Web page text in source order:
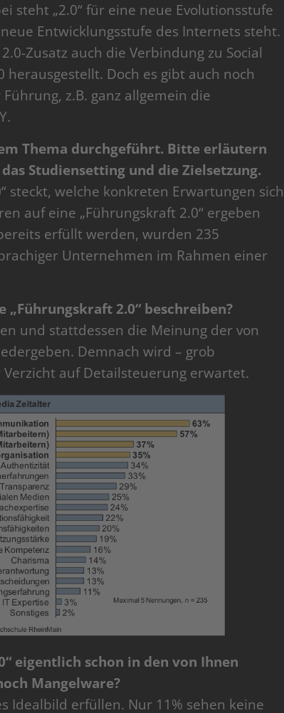
steht „2.0“ für eine neue Evolutionsstufe
Entwicklungsstufe des Internets steht.
Zusatz auch die Verbindung zu Social
Doch es gibt auch noch
z.B. ganz allgemein die
Thema durchgeführt. Bitte erläutern
Studiensetting und die Zielsetzung.
steckt, welche konkreten Erwartungen sich
auf eine „Führungskraft 2.0“ ergeben
erfüllt werden, wurden 235
Unternehmen im Rahmen einer
2.0“ beschreiben?
und stattdessen die Meinung der von
Demnach wird – grob
auf Detailsteuerung erwartet.
eigentlich schon in den von Ihnen
Mangelware?
Idealbild erfüllen. Nur 11% sehen keine